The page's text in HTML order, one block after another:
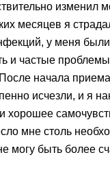
изменил
месяцев я
у меня
и частые
начала
исчезли, и я
хорошее
мне столь
могу быть более